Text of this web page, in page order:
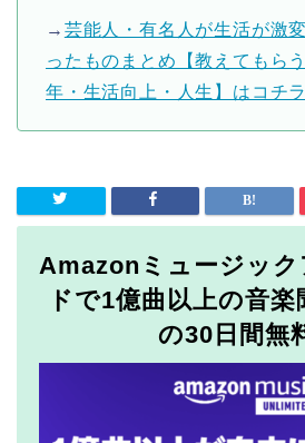
→ 芸能人・有名人が生活が激
ったものまとめ【教えてもら
年・生活向上・人生】はコチラ
Amazonミュージック
ドで1億曲以上の音
の30日間無